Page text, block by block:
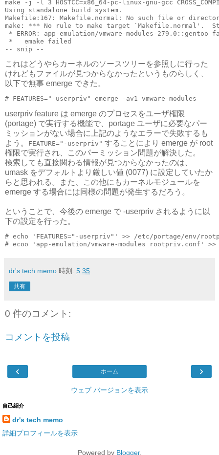
make -j -l 3 HOSTCC=x86_64-pc-linux-gnu-gcc
Using standalone build system.
Makefile:167: Makefile.normal: No such file or
make: *** No rule to make target `Makefile.normal'.
* ERROR: app-emulation/vmware-modules-
*   emake failed
これはどうやらカーネルのソースツリーを参照しに行った
けれどもファイルが見つからなかったというものらしく、
以下で無事 emerge できた。
userpriv feature は emerge のプロセスをユーザ権限
(portage) で実行する機能で、portage ユーザに必要なパー
ミッションがない場合に上記のようなエラーで失敗するも
よう。
FEATURE="-userpriv" することにより emerge が root
権限で実行され、このパーミッション問題が解決した。
検索しても直接関わる情報が見つからなかったのは、
umask をデフォルトより厳しい値 (0077) に設定していたか
らと思われる。また、この他にもカーネルモジュールを
emerge する場合には同様の問題が発生するだろう。
ということで、今後の emerge で -userpriv されるように以
下の設定を行った。
# echo 'FEATURES="-userpriv"' >> /etc/portage/env/
dr's tech memo 時刻: 5:35
共有
0 件のコメント:
コメントを投稿
‹ ›
ホーム
ウェブ バージョンを表示
自己紹介
dr's tech memo
詳細プロフィールを表示
Powered by Blogger.